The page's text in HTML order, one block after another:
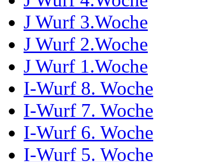
J Wurf 3.Woche
J Wurf 2.Woche
J Wurf 1.Woche
I-Wurf 8. Woche
I-Wurf 7. Woche
I-Wurf 6. Woche
I-Wurf 5. Woche